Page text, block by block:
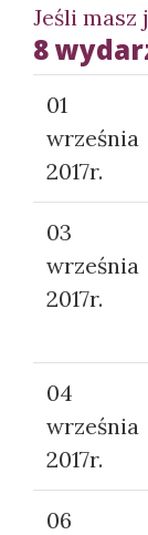
Jeśli masz
8
01
września
2017r.
03
września
2017r.
04
września
2017r.
06